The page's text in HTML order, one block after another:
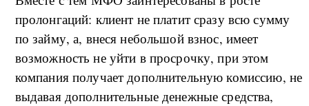
пролонгаций: клиент не платит сразу всю сумму
по займу, а, внеся небольшой взнос, имеет
возможность не уйти в просрочку, при этом
компания получает дополнительную комиссию, не
выдавая дополнительные денежные средства,